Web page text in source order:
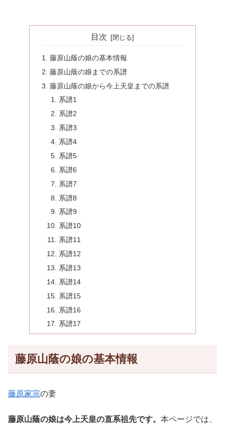
目次
藤原山蔭の娘の基本情報
藤原山蔭の娘までの系譜
藤原山蔭の娘から今上天皇までの系譜
系譜1
系譜2
系譜3
系譜4
系譜5
系譜6
系譜7
系譜8
系譜9
系譜10
系譜11
系譜12
系譜13
系譜14
系譜15
系譜16
系譜17
藤原山蔭の娘の基本情報
藤原家宗の妻
藤原山蔭の娘は今上天皇の直系祖先です。 本ページでは、